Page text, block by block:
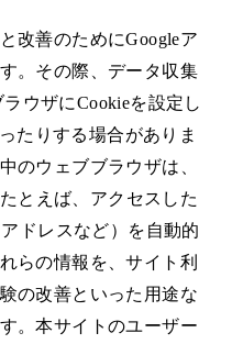
改善のためにGoogleア
。その際、データ収集
ウザにCookieを設定し
たりする場合がありま
のウェブブラウザは、
とえば、アクセスした
ドレスなど）を自動的
らの情報を、サイト利
の改善といった用途な
。本サイトのユーザー